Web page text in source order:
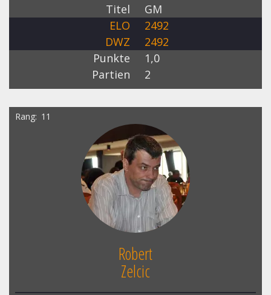
Titel
GM
ELO
2492
DWZ
2492
Punkte
1,0
Partien
2
Rang 11
Robert
Zelcic